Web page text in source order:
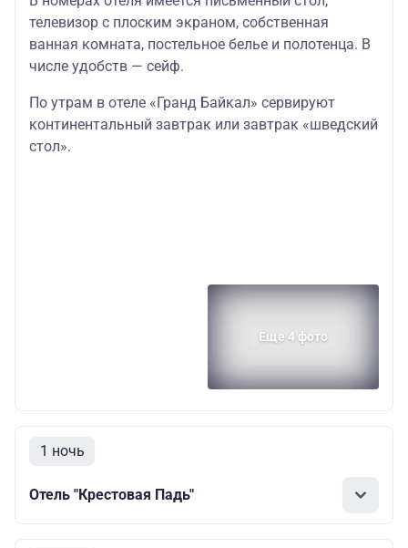
телевизор с плоским экраном, собственная
ванная комната, постельное белье и полотенца. В
числе удобств — сейф.
По утрам в отеле «Гранд Байкал» сервируют
континентальный завтрак или завтрак «шведский
стол».
Еще 4 фото
1 ночь
Отель "Крестовая Падь"